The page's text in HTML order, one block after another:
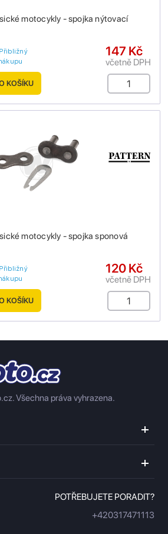
motocykly - spojka nýtovací
147 Kč
včetně DPH
KOŠÍKU
motocykly - spojka sponová
120 Kč
včetně DPH
KOŠÍKU
Všechna práva vyhrazena.
POTŘEBUJETE PORADIT?
+420317471113